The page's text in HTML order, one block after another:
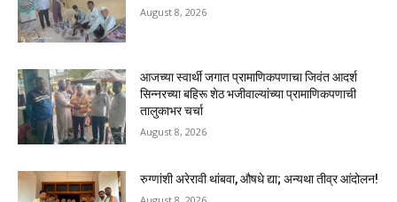
August 8, 2026
आजच्या स्वार्थी जगात प्रामाणिकपणाचा जिवंत आदर्श
सिन्नरच्या बहिरू शेठ भजीवाल्यांच्या प्रामाणिकपणाची
तालुकाभर चर्चा
August 8, 2026
रुग्णांशी अरेरावी थांबवा, औषधे द्या; अन्यथा तीव्र आंदोलन!